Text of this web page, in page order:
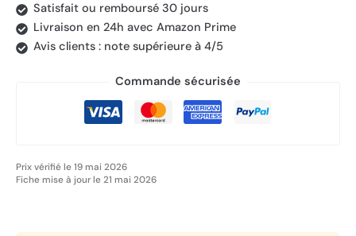
Satisfait ou remboursé 30 jours
Livraison en 24h avec Amazon Prime
Avis clients : note supérieure à 4/5
Commande sécurisée
Prix vérifié le 19 mai 2026
Fiche mise à jour le 21 mai 2026